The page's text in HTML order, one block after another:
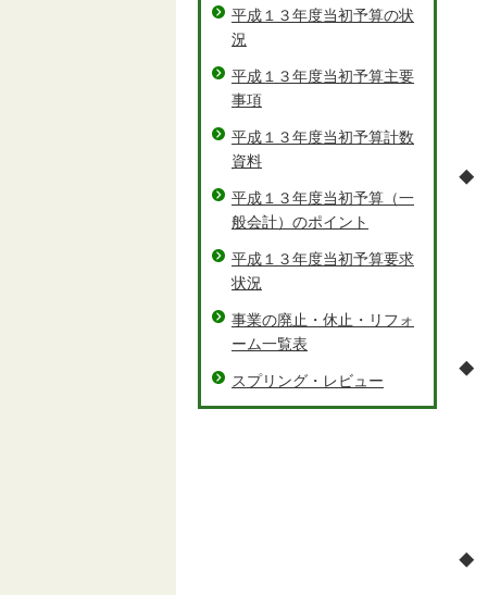
◆
◆
◆
平成１３年度当初予算の状
況
平成１３年度当初予算主要
事項
平成１３年度当初予算計数
資料
平成１３年度当初予算（一
般会計）のポイント
平成１３年度当初予算要求
状況
事業の廃止・休止・リフォ
ーム一覧表
スプリング・レビュー